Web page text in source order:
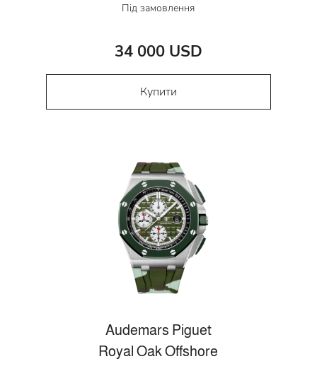
Під замовлення
34 000 USD
Купити
Audemars Piguet
Royal Oak Offshore